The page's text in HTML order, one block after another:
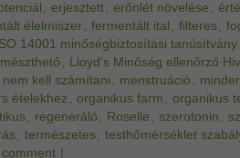
, erjesztett, erőnlét növelése ,
élelmiszer, fermentált ital , filteres,
ISO 14001 minőségbiztosítási tanúsítvány,
, Lloyd's Minőség ellenőrző
kell számítani , menstruáció ,
ételekhez, organikus farm , organikus
, regeneráló , Roselle , szerotonin ,
, természetes, testhőmérséklet